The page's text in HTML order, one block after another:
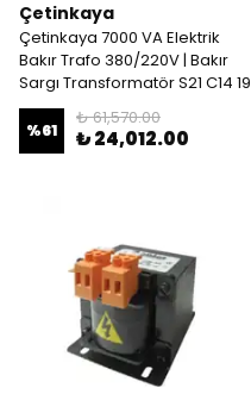
Çetinkaya
Çetinkaya 7000 VA Elektrik
Bakır Trafo 380/220V | Bakır
Sargı Transformatör S21 C14 19
%61
₺ 61,570.00
₺ 24,012.00